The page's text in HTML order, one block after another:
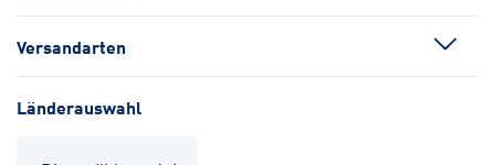
Versandarten
Länderauswahl